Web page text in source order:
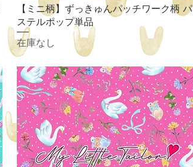
クイックビュー
【ミニ柄】ずっきゅんパッチワーク柄 パ
ステルポップ単品
在庫なし